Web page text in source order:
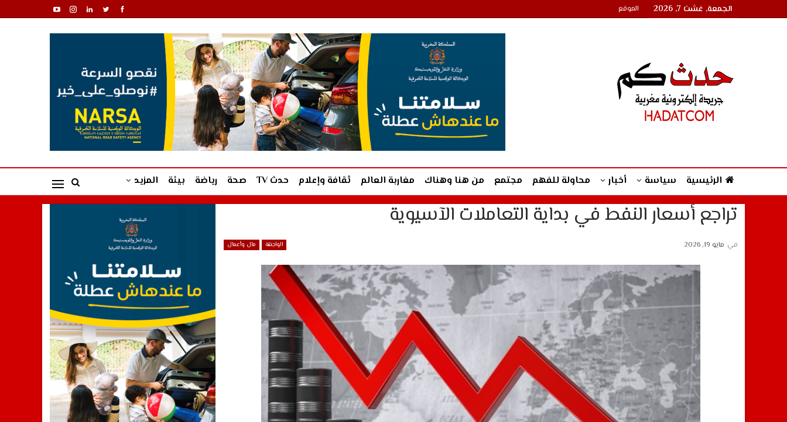
الجمعة, غشت 7, 2026 الموقع
الرئيسية سياسة أخبار محاولة للفهم مجتمع من هنا وهناك مغاربة العالم ثقافة وإعلام حدث TV صحة رياضة بيئة المزيد
تراجع أسعار النفط في بداية التعاملات الآسيوية
الواجهة مال وأعمال في مايو 19, 2026